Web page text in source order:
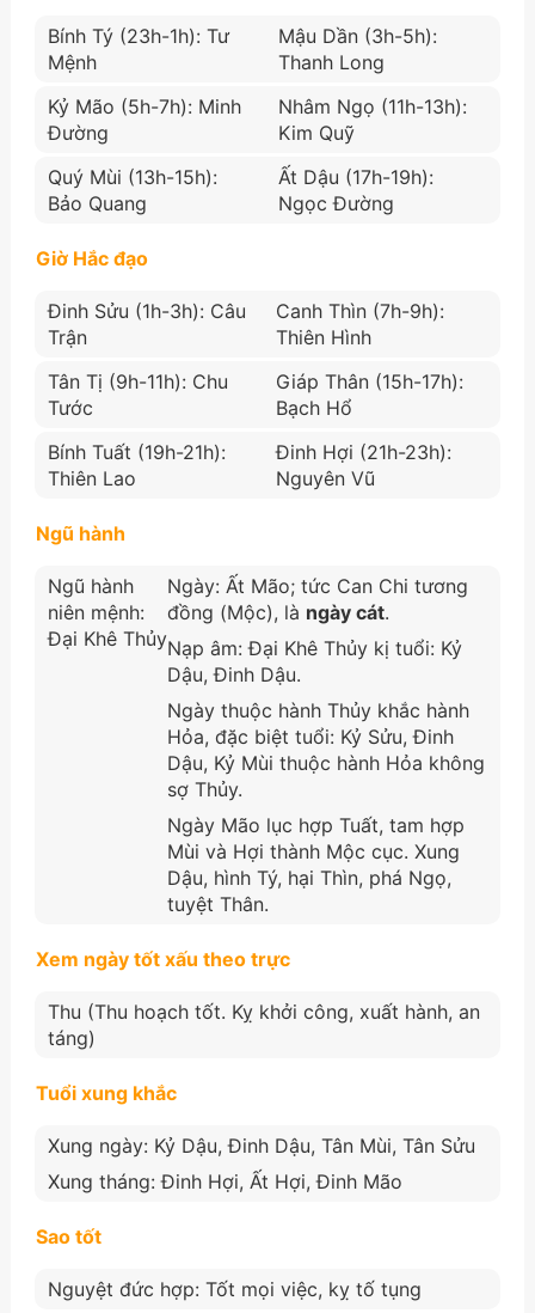
Bính Tý (23h-1h): Tư
Mệnh
Mậu Dần (3h-5h):
Thanh Long
Kỷ Mão (5h-7h): Minh
Đường
Nhâm Ngọ (11h-13h):
Kim Quỹ
Quý Mùi (13h-15h):
Bảo Quang
Ất Dậu (17h-19h):
Ngọc Đường
Giờ Hắc đạo
Đinh Sửu (1h-3h): Câu
Trận
Canh Thìn (7h-9h):
Thiên Hình
Tân Tị (9h-11h): Chu
Tước
Giáp Thân (15h-17h):
Bạch Hổ
Bính Tuất (19h-21h):
Thiên Lao
Đinh Hợi (21h-23h):
Nguyên Vũ
Ngũ hành
Ngũ hành
niên mệnh:
Đại Khê Thủy
Ngày: Ất Mão; tức Can Chi tương
đồng (Mộc), là ngày cát.
Nạp âm: Đại Khê Thủy kị tuổi: Kỷ
Dậu, Đinh Dậu.
Ngày thuộc hành Thủy khắc hành
Hỏa, đặc biệt tuổi: Kỷ Sửu, Đinh
Dậu, Kỷ Mùi thuộc hành Hỏa không
sợ Thủy.
Ngày Mão lục hợp Tuất, tam hợp
Mùi và Hợi thành Mộc cục. Xung
Dậu, hình Tý, hại Thìn, phá Ngọ,
tuyệt Thân.
Xem ngày tốt xấu theo trực
Thu (Thu hoạch tốt. Kỵ khởi công, xuất hành, an
táng)
Tuổi xung khắc
Xung ngày: Kỷ Dậu, Đinh Dậu, Tân Mùi, Tân Sửu
Xung tháng: Đinh Hợi, Ất Hợi, Đinh Mão
Sao tốt
Nguyệt đức hợp: Tốt mọi việc, kỵ tố tụng